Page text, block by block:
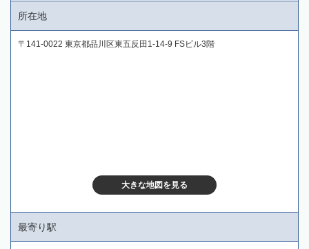
所在地
〒141-0022 東京都品川区東五反田1-14-9 FSビル3階
大きな地図を見る
最寄り駅